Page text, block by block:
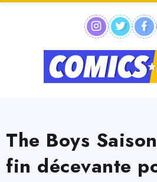
The Boys
fin décevante